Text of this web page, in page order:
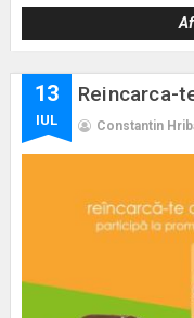
13
IUL
Reincarca-
Constantin